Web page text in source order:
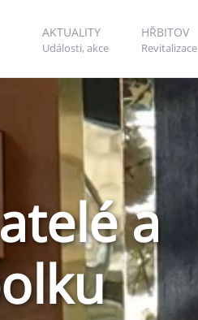
AKTUALITY
Události, akce
HŘBITOV
Revitalizace
a